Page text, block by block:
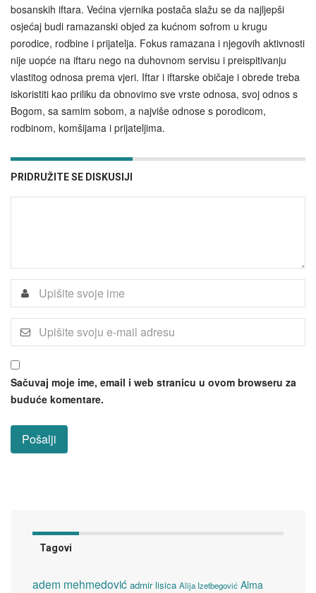
bosanskih iftara. Većina vjernika postača slažu se da najljepši
osjećaj budi ramazanski objed za kućnom sofrom u krugu
porodice, rodbine i prijatelja. Fokus ramazana i njegovih aktivnosti
nije uopće na iftaru nego na duhovnom servisu i preispitivanju
vlastitog odnosa prema vjeri. Iftar i iftarske običaje i obrede treba
iskoristiti kao priliku da obnovimo sve vrste odnosa, svoj odnos s
Bogom, sa samim sobom, a najviše odnose s porodicom,
rodbinom, komšijama i prijateljima.
PRIDRUŽITE SE DISKUSIJI
Sačuvaj moje ime, email i web stranicu u ovom browseru za
buduće komentare.
Tagovi
adem mehmedović admir lisica Alija Izetbegović Alma